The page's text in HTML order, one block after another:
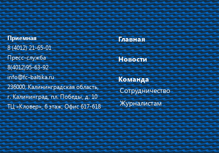
Приемная
8 (4012) 21-65-01
Пресс-служба
8(4012)95-63-92
info@fc-baltika.ru
236000, Калининградская область,
г. Калининград, пл. Победы, д. 10
ТЦ «Кловер», 6 этаж, Офис 617-618
Главная
Новости
Команда
Сотрудничество
Журналистам